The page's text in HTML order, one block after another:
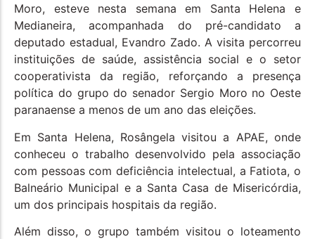
Moro, esteve nesta semana em Santa Helena e
Medianeira, acompanhada do pré-candidato a
deputado estadual, Evandro Zado. A visita percorreu
instituições de saúde, assistência social e o setor
cooperativista da região, reforçando a presença
política do grupo do senador Sergio Moro no Oeste
paranaense a menos de um ano das eleições.
Em Santa Helena, Rosângela visitou a APAE, onde
conheceu o trabalho desenvolvido pela associação
com pessoas com deficiência intelectual, a Fatiota, o
Balneário Municipal e a Santa Casa de Misericórdia,
um dos principais hospitais da região.
Além disso, o grupo também visitou o loteamento